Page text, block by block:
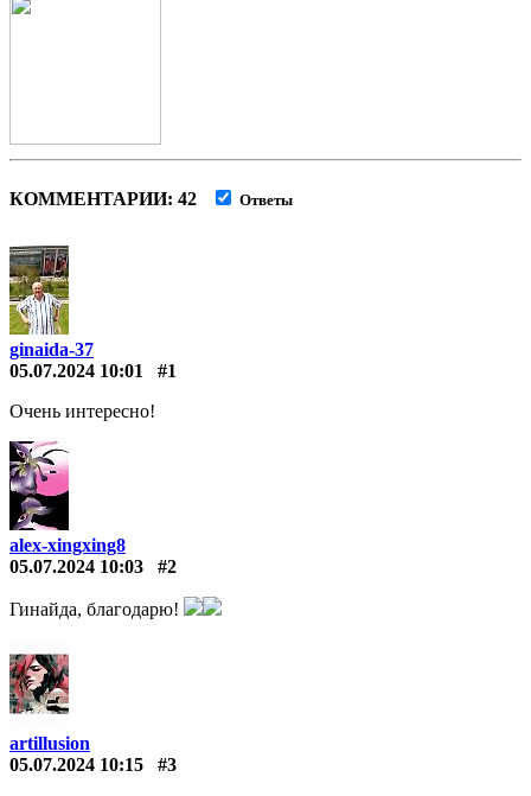
КОММЕНТАРИИ: 42 Ответы
ginaida-37
05.07.2024 10:01
#1
Очень интересно!
alex-xingxing8
05.07.2024 10:03
#2
Гинайда, благодарю!
artillusion
05.07.2024 10:15
#3